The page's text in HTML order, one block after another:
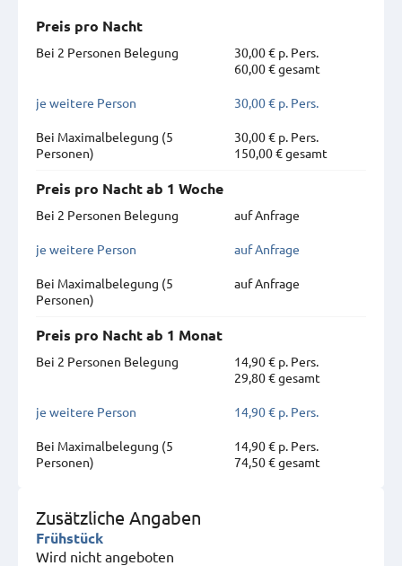
Preis pro Nacht
Bei 2 Personen Belegung
30,00 € p. Pers.
60,00 € gesamt
je weitere Person 30,00 € p. Pers.
Bei Maximal­belegung (5
Personen)
30,00 € p. Pers.
150,00 € gesamt
Preis pro Nacht ab 1 Woche
Bei 2 Personen Belegung
auf Anfrage
je weitere Person auf Anfrage
Bei Maximal­belegung (5
Personen)
auf Anfrage
Preis pro Nacht ab 1 Monat
Bei 2 Personen Belegung
14,90 € p. Pers.
29,80 € gesamt
je weitere Person 14,90 € p. Pers.
Bei Maximal­belegung (5
Personen)
14,90 € p. Pers.
74,50 € gesamt
Zusätzliche Angaben
Frühstück
Wird nicht angeboten